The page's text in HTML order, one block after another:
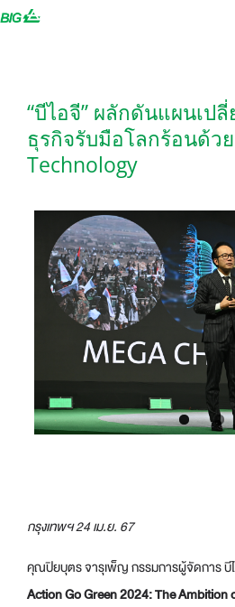
Skip
“บีไอจี” ผลักดันแผนเป
ธุรกิจรับมือโลกร้อนด้ว
Technology
กรุงเทพฯ24 เม.ย. 67
คุณปิยบุตร จารุเพ็ญ กรรมการผู้จัดการ บี
Action Go Green 2024: The Ambition